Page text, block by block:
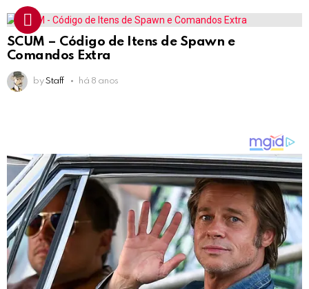
SCUM – Código de Itens de Spawn e
Comandos Extra
by Staff há 8 anos